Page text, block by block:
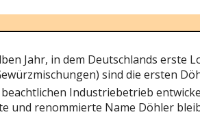
Jahr, in dem Deutschlands
sind die ersten
Industriebetrieb
und renommierte Name Döhler